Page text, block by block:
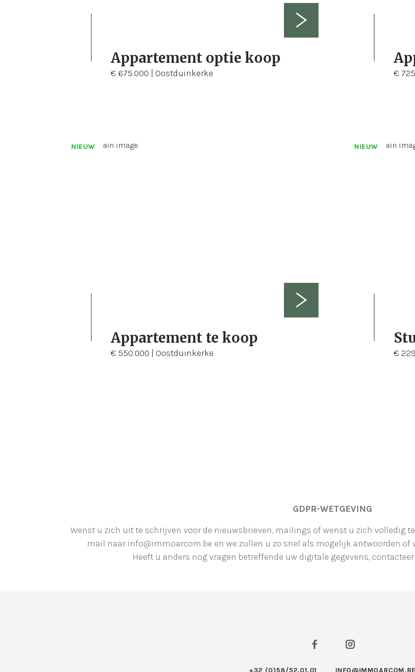
3
Appartement optie koop
€ 675.000 | Oostduinkerke
2
€
2 108 m²
NIEUW
Appartement te koop
€ 550.000 | Oostduinkerke
NIEUW
€
GDPR-WETGEVING
Wenst u zich uit te schrijven voor de nieuwsbrieven, mailings of wenst u zich volledig
mail naar info@immoarcom.be en we zullen u zo snel als mogelijk antwoorden of
Heeft u anders nog vragen betreffende uw digitale gegevens,